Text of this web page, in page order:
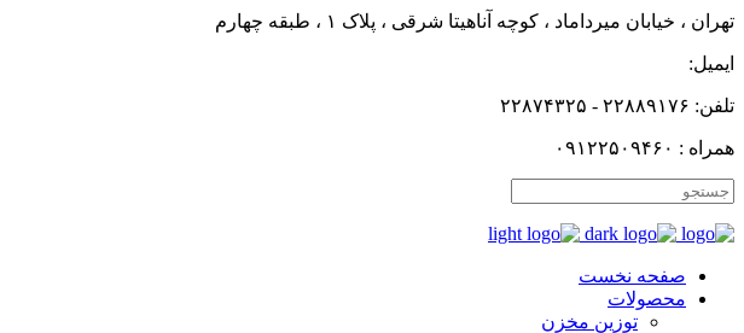
تهران ، خیابان میرداماد ، کوچه آناهیتا شرقی ، پلاک ۱ ، طبقه چهارم
ایمیل:
تلفن: ۲۲۸۸۹۱۷۶ - ۲۲۸۷۴۳۲۵
همراه : ۰۹۱۲۲۵۰۹۴۶۰
صفحه نخست
محصولات
توزین مخزن